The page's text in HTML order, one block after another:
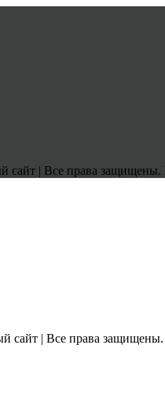
| Все права защищены.
сайт | Все права защищены.